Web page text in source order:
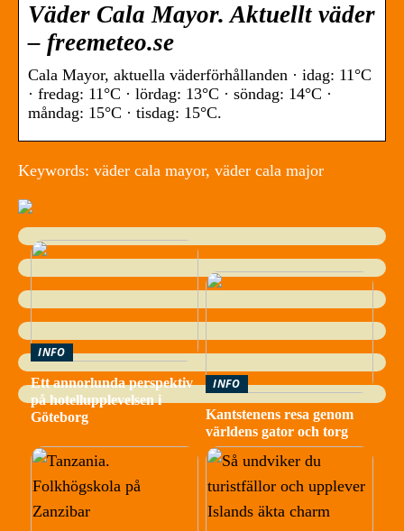
Väder Cala Mayor. Aktuellt väder
– freemeteo.se
Cala Mayor, aktuella väderförhållanden · idag: 11°C
· fredag: 11°C · lördag: 13°C · söndag: 14°C ·
måndag: 15°C · tisdag: 15°C.
Keywords: väder cala mayor, väder cala major
INFO
Ett annorlunda perspektiv
på hotellupplevelsen i
Göteborg
INFO
Kantstenens resa genom
världens gator och torg